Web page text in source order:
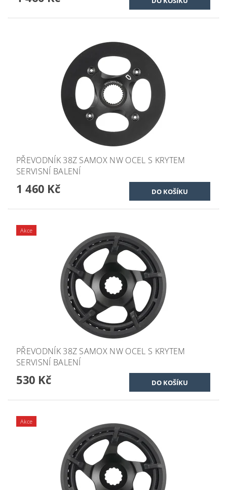
PŘEVODNÍK 38Z SAMOX NW OCEL S KRYTEM
SERVISNÍ BALENÍ
1 460 Kč
Akce
PŘEVODNÍK 38Z SAMOX NW OCEL S KRYTEM
SERVISNÍ BALENÍ
530 Kč
Akce